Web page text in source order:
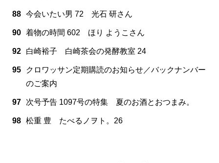
88 今会いたい男 72 光石 研さん
90 着物の時間 602 ほり ようこさん
92 白崎裕子 白崎茶会の発酵教室 24
95
クロワッサン定期購読のお知らせ／バックナンバー
のご案内
97 次号予告 1097号の特集 夏のお酒とおつまみ。
98 松重 豊 たべるノヲト。26